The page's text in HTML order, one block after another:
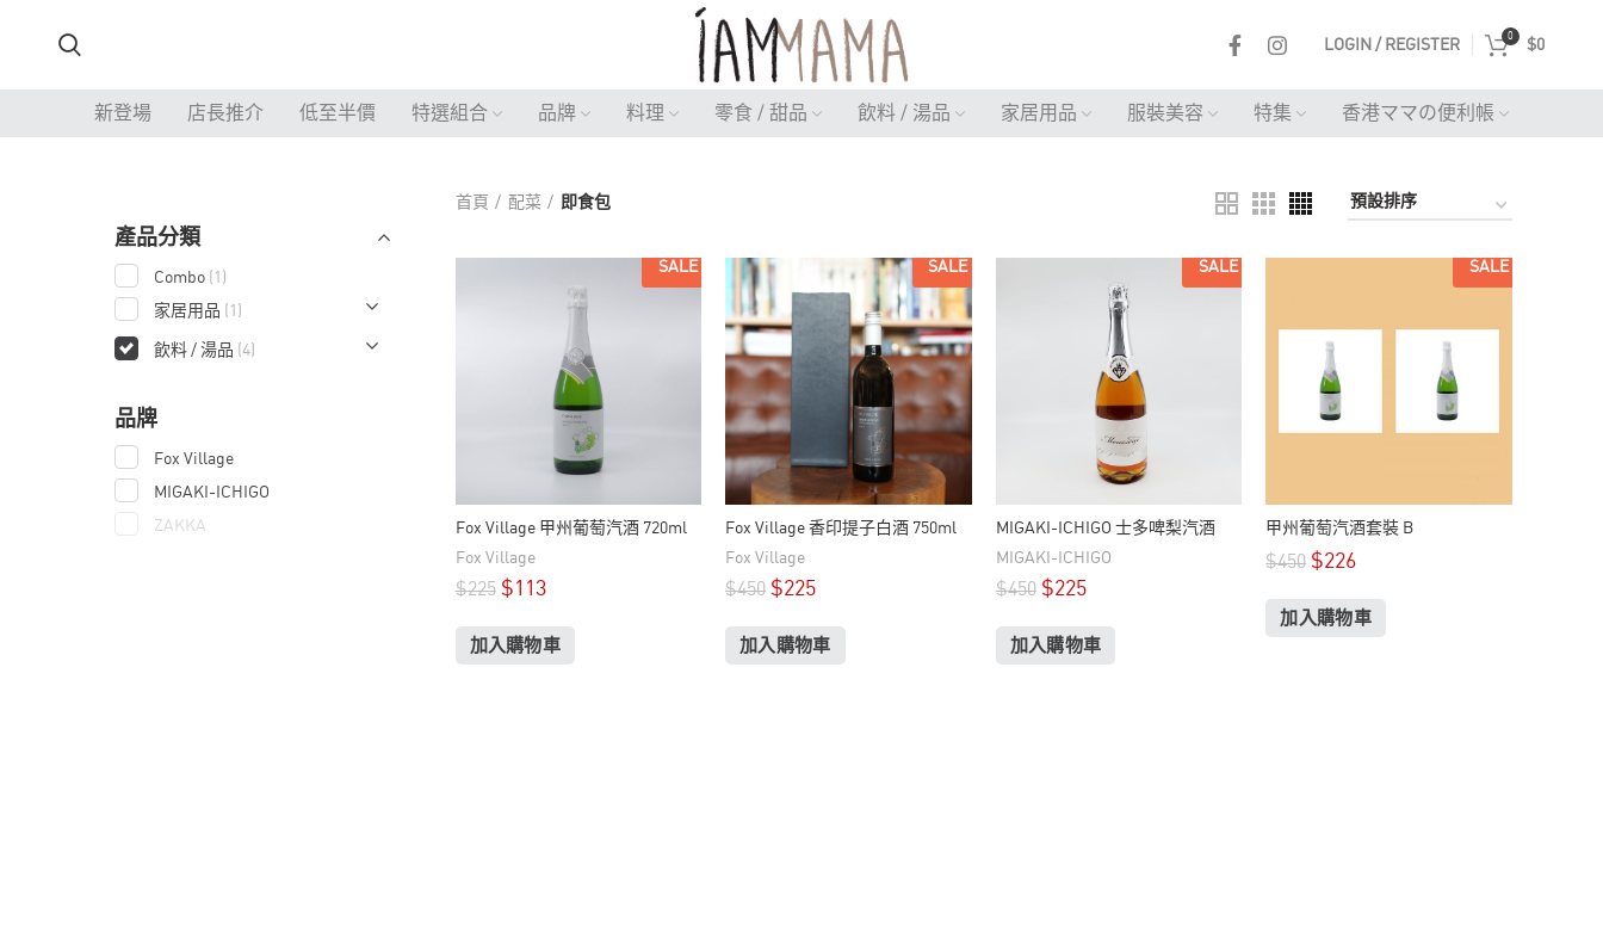
LOGIN / REGISTER
0
$0
新登場 店長推介 低至半價 特選組合 品牌 料理 零食 / 甜品 飲料 / 湯品 家居用品 服裝美容 特集 香港ママの便利帳
產品分類
Combo
(1)
家居用品
(1)
飲料 / 湯品 (4)
品牌
Fox Village
MIGAKI-ICHIGO
ZAKKA
首頁 配菜 即食包
SALE
Fox Village 甲州葡萄汽酒 720ml
Fox Village
$225 $113
加入購物車
SALE
Fox Village 香印提子白酒 750ml
(香印葡萄)
Fox Village
$450 $225
加入購物車
SALE
MIGAKI-ICHIGO 士多啤梨汽酒
720ml
MIGAKI-ICHIGO
$450 $225
加入購物車
SALE
甲州葡萄汽酒套裝 B
$450 $226
加入購物車